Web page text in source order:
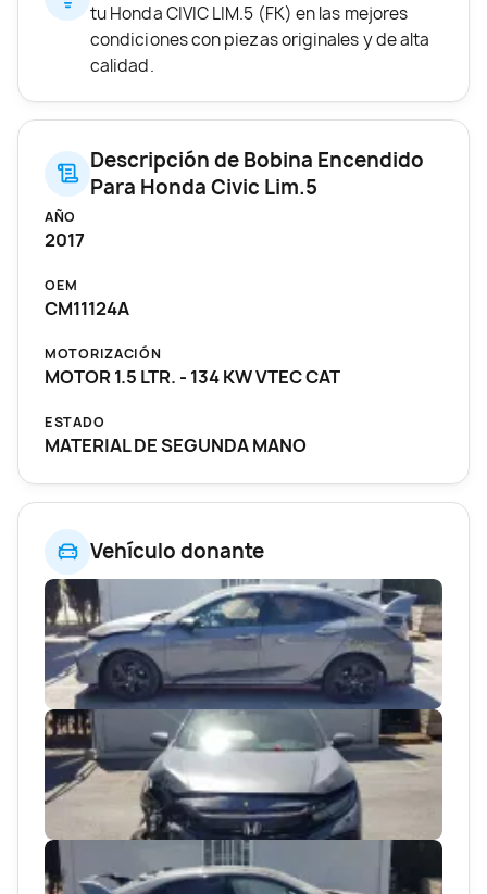
Vehículo donante
tu Honda CIVIC LIM.5 (FK) en las mejores
condiciones con piezas originales y de alta
calidad.
Descripción de Bobina Encendido
Para Honda Civic Lim.5
AÑO
2017
OEM
CM11124A
MOTORIZACIÓN
MOTOR 1.5 LTR. - 134 KW VTEC CAT
ESTADO
MATERIAL DE SEGUNDA MANO